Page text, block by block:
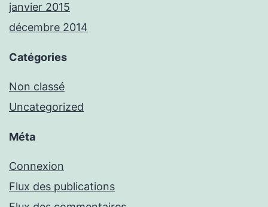
janvier 2015
décembre 2014
Catégories
Non classé
Uncategorized
Méta
Connexion
Flux des publications